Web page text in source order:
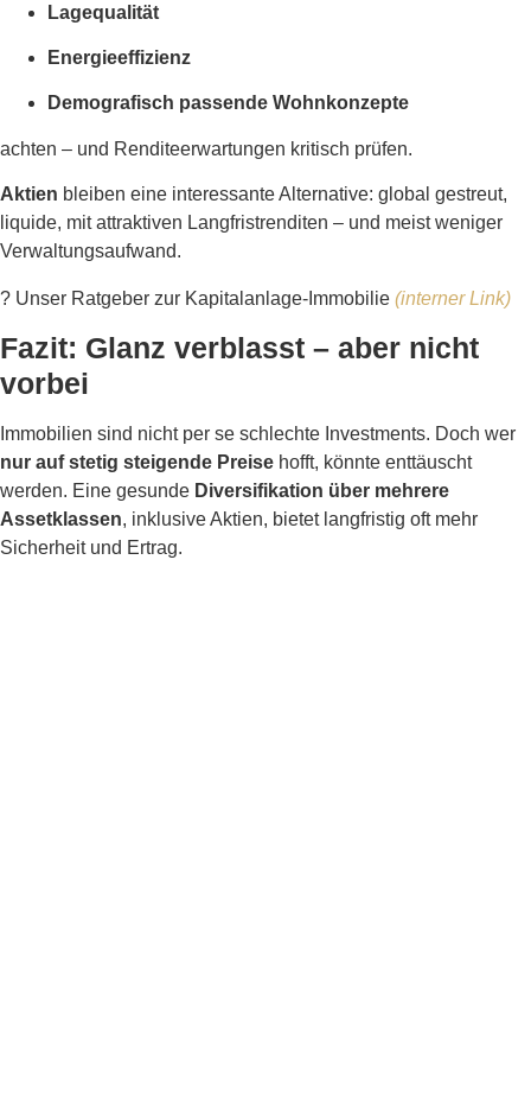
Lagequalität
Energieeffizienz
Demografisch passende Wohnkonzepte
achten – und Renditeerwartungen kritisch prüfen.
Aktien bleiben eine interessante Alternative: global gestreut,
liquide, mit attraktiven Langfristrenditen – und meist weniger
Verwaltungsaufwand.
? Unser Ratgeber zur Kapitalanlage-Immobilie (interner Link)
Fazit: Glanz verblasst – aber nicht
vorbei
Immobilien sind nicht per se schlechte Investments. Doch wer
nur auf stetig steigende Preise hofft, könnte enttäuscht
werden. Eine gesunde Diversifikation über mehrere
Assetklassen, inklusive Aktien, bietet langfristig oft mehr
Sicherheit und Ertrag.